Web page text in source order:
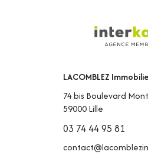
LACOMBLEZ
74 bis Boulevard
59000Lille
03 74 44 95 81